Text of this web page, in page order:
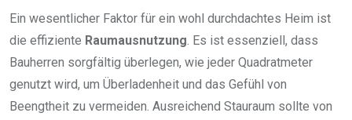
Ein wesentlicher Faktor für ein wohl durchdachtes Heim ist
die effiziente Raumausnutzung. Es ist essenziell, dass
Bauherren sorgfältig überlegen, wie jeder Quadratmeter
genutzt wird, um Überladenheit und das Gefühl von
Beengtheit zu vermeiden. Ausreichend Stauraum sollte von